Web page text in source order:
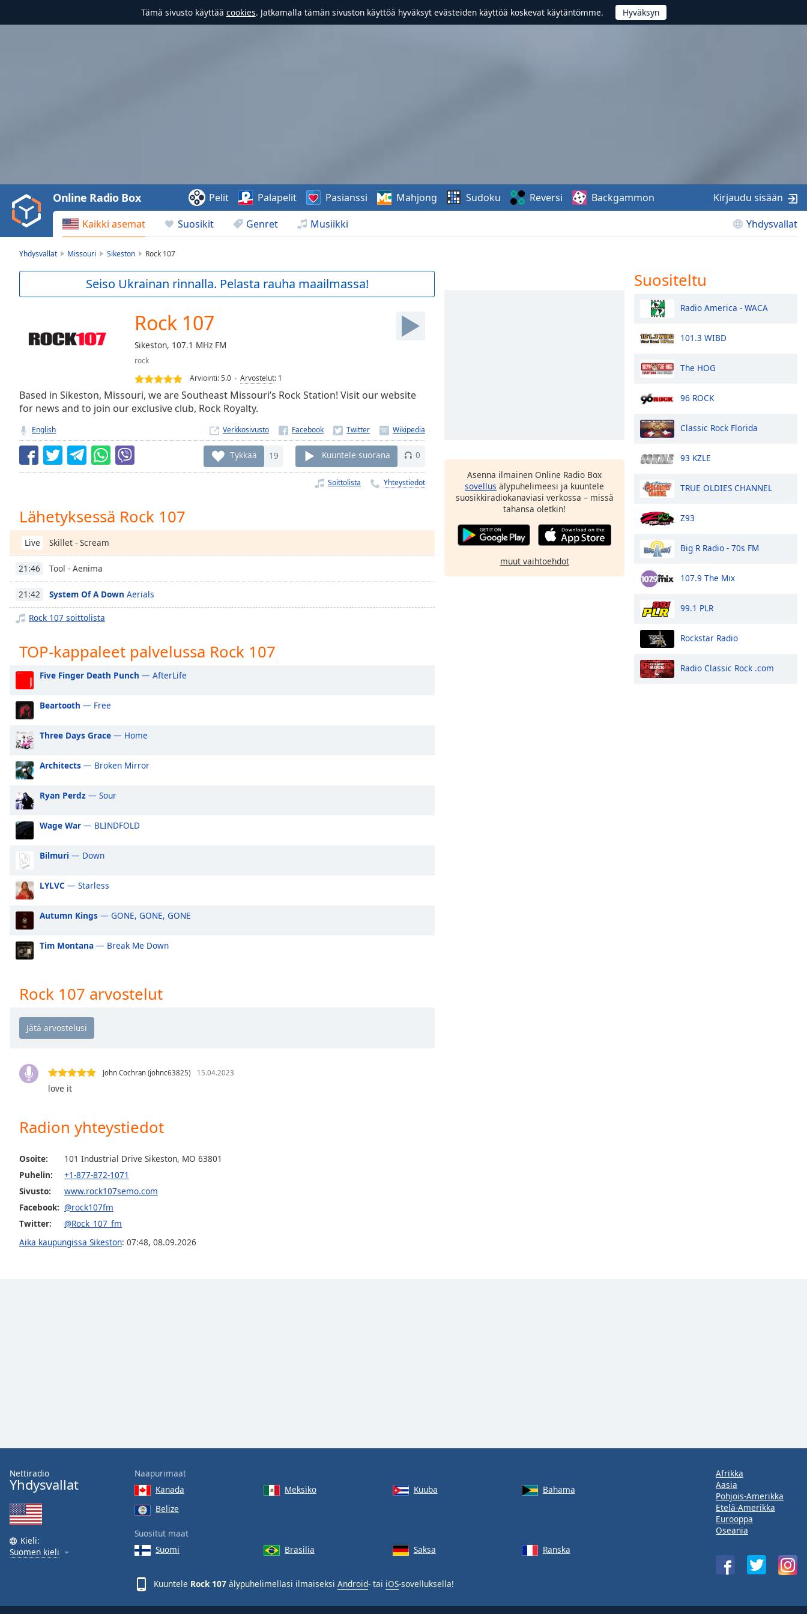
Tämä sivusto käyttää cookies. Jatkamalla tämän sivuston käyttöä hyväksyt evästeiden käyttöä koskevat käytäntömme.
Video
Play
Backward
Skip
Current
Seek to
currently
LIVE
Remaining
Playback
Rate
Chapters
Chapters
descriptions
off,
Subtitles
subtitles
opens
subtitles
settings
dialog
subtitles
off
Audio
Track
in-
Picture
This
modal
window.
dialog
Escape
close
Opacity
Background
Color
Edge
Style
Font
Family
Kaikki asemat Suosikit Genret Musiikki Yhdysvallat
Online Radio Box Pelit Palapelit Pasianssi Mahjong Sudoku Reversi Backgammon Kirjaudu sisään
Yhdysvallat Missouri Sikeston Rock 107
Seiso Ukrainan rinnalla. Pelasta rauha maailmassa!
Rock 107
Sikeston, 107.1 MHz FM
rock
Arviointi:5.0 Arvostelut: 1
Based in Sikeston, Missouri, we are Southeast Missouri’s Rock Station! Visit our website
for news and to join our exclusive club, Rock Royalty.
English Verkkosivusto
Tykkää 19 Kuuntele suorana 0
Soittolista Yhteystiedot
Lähetyksessä Rock 107
Live Skillet - Scream
21:46 Tool - Aenima
21:42 System Of A Down Aerials
Rock 107 soittolista
TOP-kappaleet palvelussa Rock 107
Five Finger Death Punch — AfterLife
Beartooth — Free
Three Days Grace — Home
Architects — Broken Mirror
Ryan Perdz — Sour
Wage War — BLINDFOLD
Bilmuri — Down
LYLVC — Starless
Autumn Kings — GONE, GONE, GONE
Tim Montana — Break Me Down
Rock 107 arvostelut
John Cochran (johnc63825) 15.04.2023
love it
Radion yhteystiedot
Osoite:
101 Industrial Drive Sikeston, MO 63801
Puhelin:
+1-877-872-1071
Sivusto:
www.rock107semo.com
Facebook: @rock107fm
Twitter:
@Rock_107_fm
Aika kaupungissa Sikeston: 07:48, 08.09.2026
Asenna ilmainen Online Radio Box
sovellus älypuhelimeesi ja kuuntele
suosikkiradiokanaviasi verkossa – missä
tahansa oletkin!
muut vaihtoehdot
Suositeltu
Radio America - WACA
101.3 WIBD
The HOG
96 ROCK
Classic Rock Florida
93 KZLE
TRUE OLDIES CHANNEL
Z93
Big R Radio - 70s FM
107.9 The Mix
99.1 PLR
Rockstar Radio
Radio Classic Rock .com
Nettiradio
Yhdysvallat
Kieli:
Suomen kieli
Naapurimaat
Kanada
Meksiko Kuuba
Bahama
Belize
Suositut maat
Suomi
Brasilia Saksa Ranska
Kuuntele Rock 107 älypuhelimellasi ilmaiseksi Android- tai iOS-sovelluksella!
Afrikka
Aasia
Pohjois-Amerikka
Etelä-Amerikka
Eurooppa
Oseania